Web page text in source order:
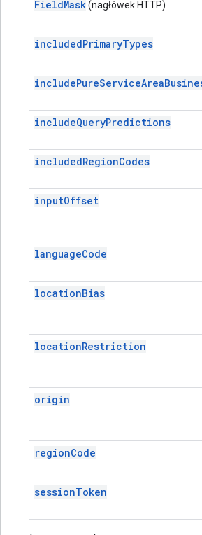
FieldMask(nagłówek HTTP)
includedPrimaryTypes
includeQueryPredictions
includedRegionCodes
inputOffset
languageCode
locationBias
locationRestriction
origin
regionCode
sessionToken